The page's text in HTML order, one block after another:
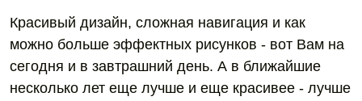
Красивый дизайн, сложная навигация и как
можно больше эффектных рисунков - вот Вам на
сегодня и в завтрашний день. А в ближайшие
несколько лет еще лучше и еще красивее - лучше